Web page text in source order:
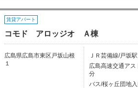
賃貸アパート
コモド アロッジオ Ａ棟
広島県広島市東区戸坂山根
１
ＪＲ芸備線/戸坂
広島高速交通ア
分
バス/桜ヶ丘団地